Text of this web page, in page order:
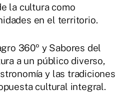
la cultura como
en el territorio.
360º y Sabores del
a un público diverso,
y las tradiciones
cultural integral.